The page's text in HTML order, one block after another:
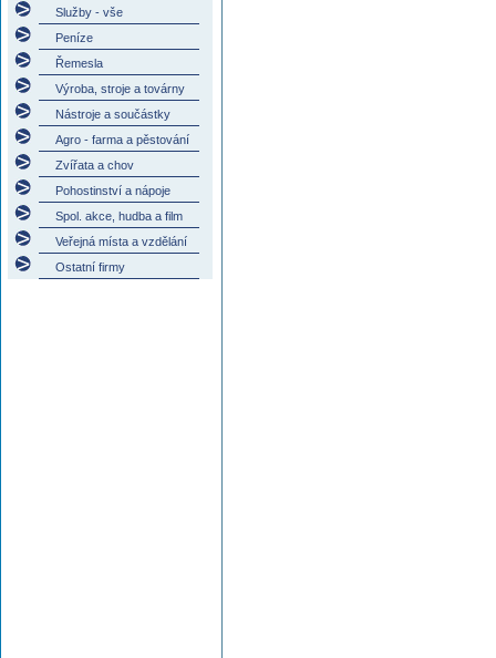
Služby - vše
Peníze
Řemesla
Výroba, stroje a továrny
Nástroje a součástky
Agro - farma a pěstování
Zvířata a chov
Pohostinství a nápoje
Spol. akce, hudba a film
Veřejná místa a vzdělání
Ostatní firmy